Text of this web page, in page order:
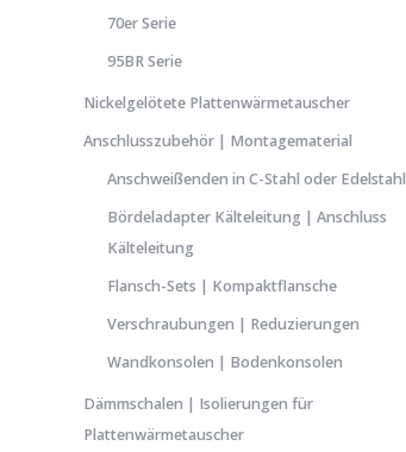
70er Serie
95BR Serie
Nickelgelötete Plattenwärmetauscher
Anschlusszubehör | Montagematerial
Anschweißenden in C-Stahl oder Edelstahl
Bördeladapter Kälteleitung | Anschluss
Kälteleitung
Flansch-Sets | Kompaktflansche
Verschraubungen | Reduzierungen
Wandkonsolen | Bodenkonsolen
Dämmschalen | Isolierungen für
Plattenwärmetauscher